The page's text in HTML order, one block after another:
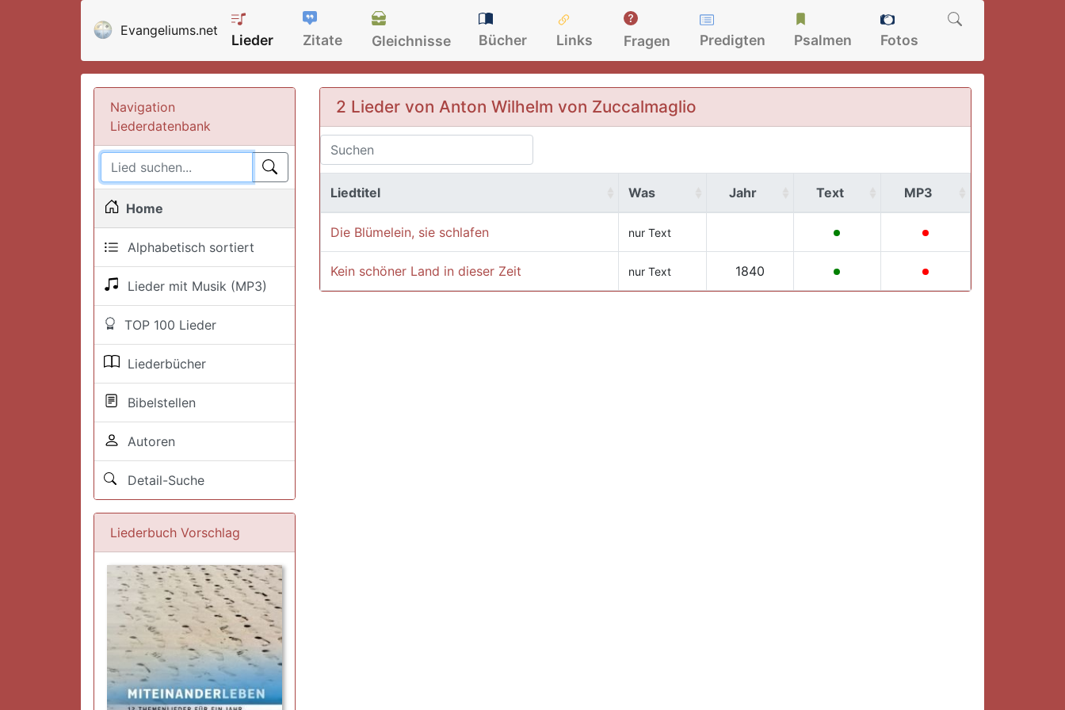
Evangeliums.net
Lieder Zitate Gleichnisse Bücher Links Fragen Predigten Psalmen Fotos
Navigation
Liederdatenbank
Home
Alphabetisch sortiert
Lieder mit Musik (MP3)
TOP 100 Lieder
Liederbücher
Bibelstellen
Autoren
Detail-Suche
Liederbuch Vorschlag
2 Lieder von Anton Wilhelm von Zuccalmaglio
Liedtitel Was Jahr Text MP3
Die Blümelein, sie schlafen nur Text
Kein schöner Land in dieser Zeit nur Text 1840